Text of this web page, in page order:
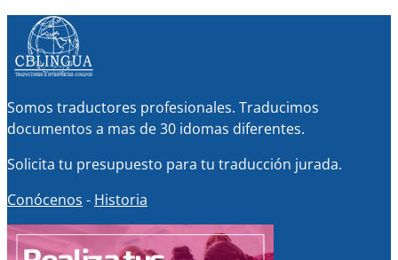
Somos traductores profesionales. Traducimos
documentos a mas de 30 idomas diferentes.
Solicita tu presupuesto para tu traducción jurada.
Conócenos - Historia